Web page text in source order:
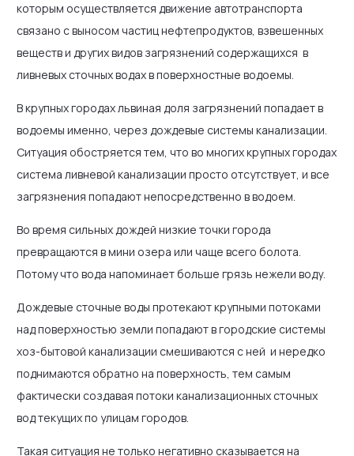
которым осуществляется движение автотранспорта
связано с выносом частиц нефтепродуктов, взвешенных
веществ и других видов загрязнений содержащихся в
ливневых сточных водах в поверхностные водоемы.
В крупных городах львиная доля загрязнений попадает в
водоемы именно, через дождевые системы канализации.
Ситуация обостряется тем, что во многих крупных городах
система ливневой канализации просто отсутствует, и все
загрязнения попадают непосредственно в водоем.
Во время сильных дождей низкие точки города
превращаются в мини озера или чаще всего болота.
Потому что вода напоминает больше грязь нежели воду.
Дождевые сточные воды протекают крупными потоками
над поверхностью земли попадают в городские системы
хоз-бытовой канализации смешиваются с ней и нередко
поднимаются обратно на поверхность, тем самым
фактически создавая потоки канализационных сточных
вод текущих по улицам городов.
Такая ситуация не только негативно сказывается на